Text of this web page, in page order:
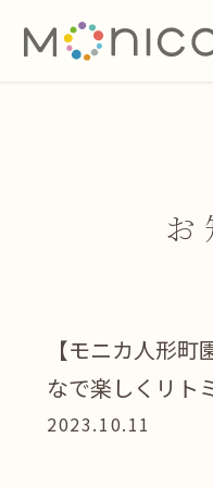
お
【モニカ人形
なで楽しくリト
2023.10.11